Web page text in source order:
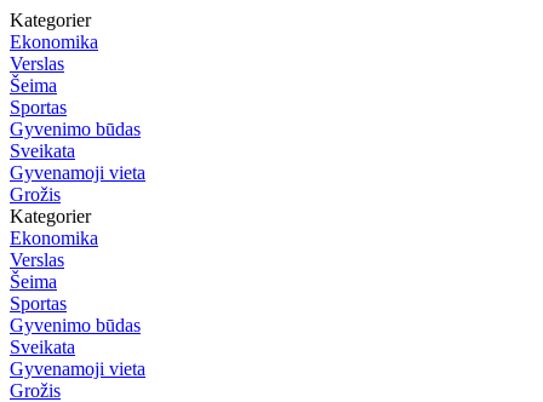
Kategorier
Ekonomika
Verslas
Šeima
Sportas
Gyvenimo būdas
Sveikata
Gyvenamoji vieta
Grožis
Kategorier
Ekonomika
Verslas
Šeima
Sportas
Gyvenimo būdas
Sveikata
Gyvenamoji vieta
Grožis